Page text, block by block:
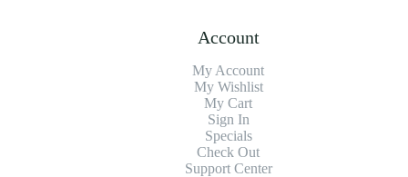
Account
My Account
My Wishlist
My Cart
Sign In
Specials
Check Out
Support Center